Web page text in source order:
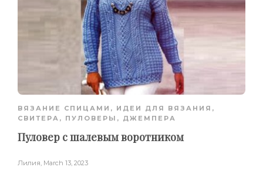
ВЯЗАНИЕ СПИЦАМИ , ИДЕИ ДЛЯ ВЯЗАНИЯ ,
СВИТЕРА, ПУЛОВЕРЫ, ДЖЕМПЕРА
Пуловер с шалевым воротником
Лилия March 13, 2023